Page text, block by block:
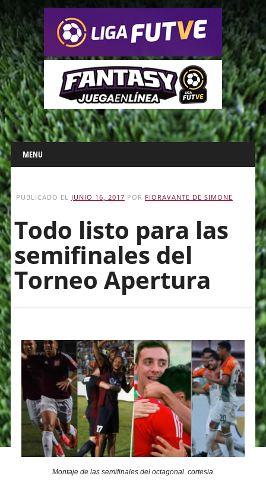
Main menu
Skip
to
content
MENU
PUBLICADO EL JUNIO 16, 2017 POR FIORAVANTE DE SIMONE
Todo listo para las
semifinales del
Torneo Apertura
Montaje de las semifinales del octagonal. cortesia